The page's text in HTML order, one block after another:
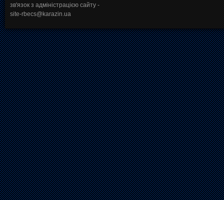
зв'язок з адміністрацією сайту -
site-rbecs@karazin.ua